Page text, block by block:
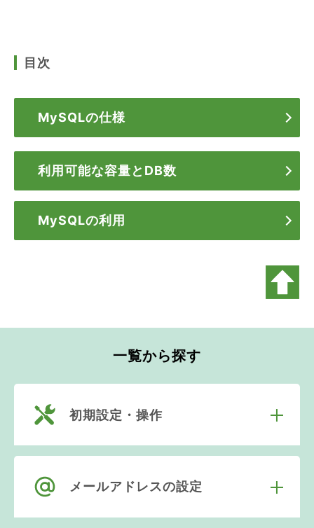
目次
MySQLの仕様
利用可能な容量とDB数
MySQLの利用
一覧から探す
初期設定・操作
メールアドレスの設定